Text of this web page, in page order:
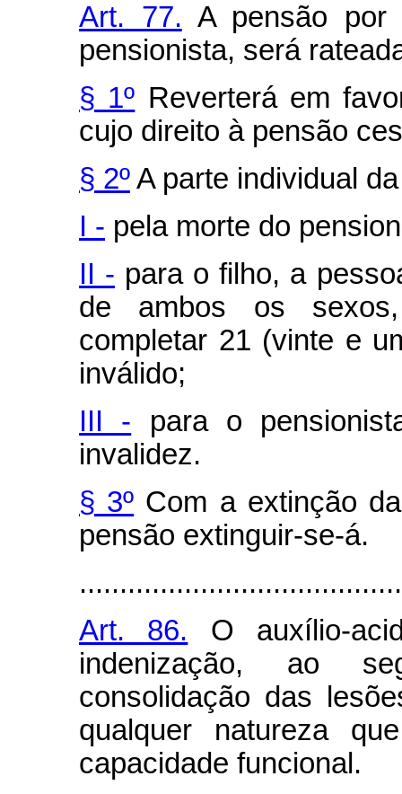
Art. 77. A pensão por
pensionista, será
§ 1º Reverterá em
cujo direito à pensão
§ 2ºA parte individual
I - pela morte do
II - para o filho, a
de ambos os
completar 21 (vinte e
inválido;
III - para o
invalidez.
§ 3º Com a extinção
pensão extinguir-se-á.
Art. 86. O auxílio-
indenização, ao
consolidação das
qualquer natureza
capacidade funcional.